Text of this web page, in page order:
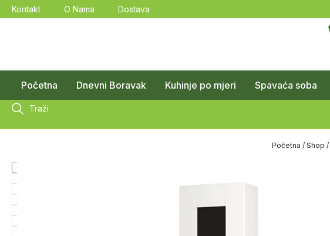
Kontakt O Nama Dostava
Početna Dnevni Boravak Kuhinje po mjeri Spavaća soba
Traži
Početna / Shop /